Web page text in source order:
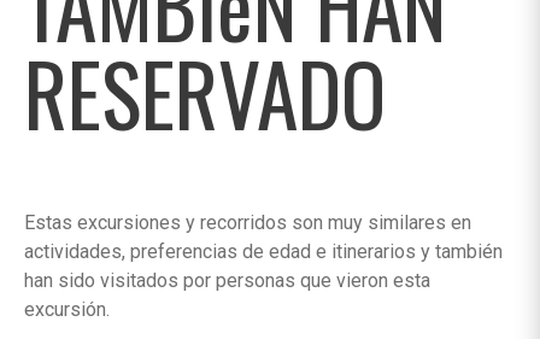
RESERVADO
Estas excursiones y recorridos son muy similares en
actividades, preferencias de edad e itinerarios y también
han sido visitados por personas que vieron esta
excursión.